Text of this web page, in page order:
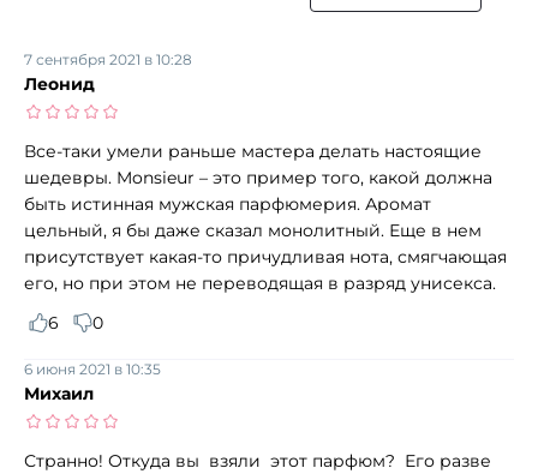
Леонид
7 сентября 2021 в 10:28
Все-таки умели раньше мастера делать настоящие
шедевры. Monsieur – это пример того, какой должна
быть истинная мужская парфюмерия. Аромат
цельный, я бы даже сказал монолитный. Еще в нем
присутствует какая-то причудливая нота, смягчающая
его, но при этом не переводящая в разряд унисекса.
6
0
Михаил
6 июня 2021 в 10:35
Странно! Откуда вы взяли этот парфюм? Его разве